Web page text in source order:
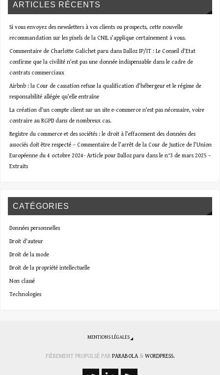
ARTICLES RÉCENTS
Si vous envoyez des newsletters à vos clients ou prospects, cette nouvelle
recommandation sur les pixels de la CNIL s’applique certainement à vous.
Commentaire de Charlotte Galichet paru dans Dalloz IP/IT : Le Conseil d’Etat
confirme que la civilité n’est pas une donnée indispensable dans le cadre de
contrats commerciaux
Airbnb : la Cour de cassation refuse la qualification d’hébergeur et le régime de
responsabilité allégée qu’elle entraîne
La création d’un compte client sur un site e-commerce n’est pas nécessaire, voire
contraire au RGPD dans de nombreux cas.
Registre du commerce et des sociétés : le droit à l’effacement des données des
associés doit être respecté – Commentaire de l’arrêt de la Cour de Justice de l’Union
Européenne du 4 octobre 2024- Article pour Dalloz paru dans le n°3 de mars 2025 –
Extraits
CATÉGORIES
Données personnelles
Droit d'auteur
Droit de la mode
Droit de la propriété intellectuelle
Non classé
Technologies
MENTIONS LÉGALES
FIÈREMENT PROPULSÉ PAR PARABOLA& WORDPRESS.